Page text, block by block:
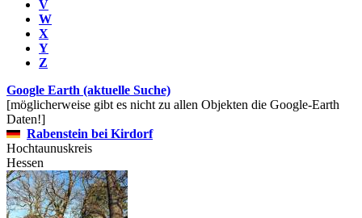
V
W
X
Y
Z
Google Earth (aktuelle Suche)
[möglicherweise gibt es nicht zu allen Objekten die Google-Earth
Daten!]
Rabenstein bei Kirdorf
Hochtaunuskreis
Hessen